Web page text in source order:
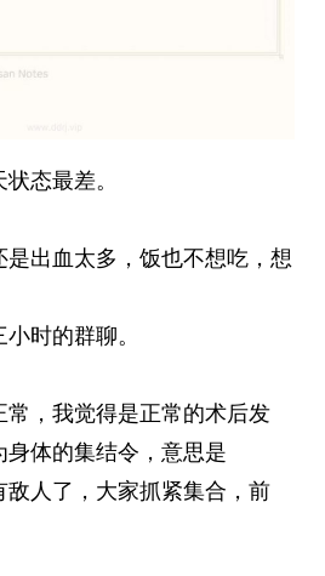
态最差。
出血太多，饭也不想吃，想
时的群聊。
，我觉得是正常的术后发
体的集结令，意思是
人了，大家抓紧集合，前